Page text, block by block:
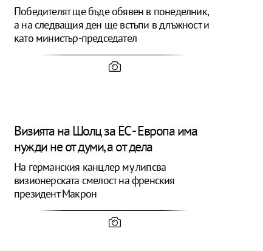
Победителят ще бъде обявен в понеделник,
а на следващия ден ще встъпи в длъжност и
като министър-председател
Визията на Шолц за ЕС - Европа има
нужди не от думи, а от дела
На германския канцлер му липсва
визионерската смелост на френския
президент Макрон